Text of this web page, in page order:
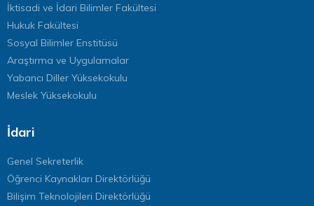
İktisadi ve İdari Bilimler Fakültesi
Hukuk Fakültesi
Sosyal Bilimler Enstitüsü
Araştırma ve Uygulamalar
Yabancı Diller Yüksekokulu
Meslek Yüksekokulu
İdari
Genel Sekreterlik
Öğrenci Kaynakları Direktörlüğü
Bilişim Teknolojileri Direktörlüğü